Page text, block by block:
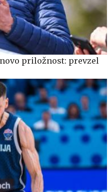
priložnost: prevzel